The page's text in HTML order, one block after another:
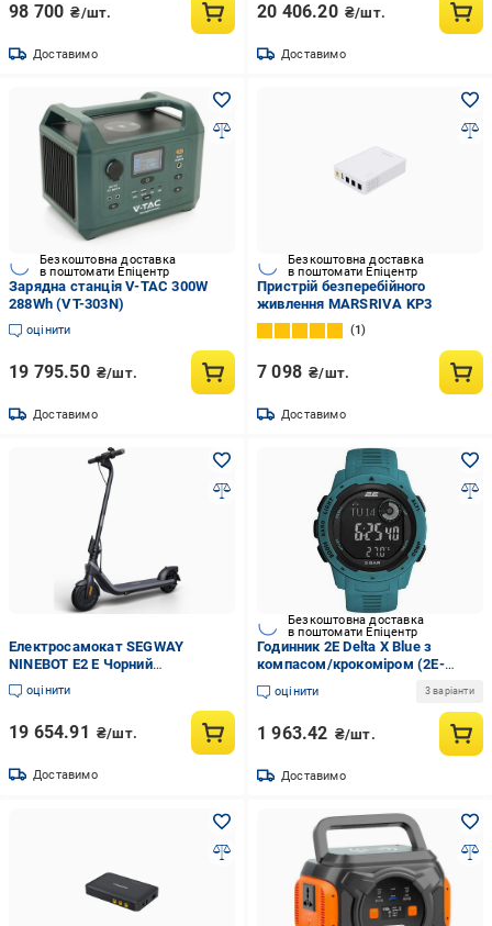
98 700 ₴/шт.
Доставимо
20 406.20 ₴/шт.
Доставимо
Безкоштовна доставка
в поштомати Епіцентр
Зарядна станція V-TAC 300W
288Wh (VT-303N)
оцінити
19 795.50 ₴/шт.
Доставимо
Безкоштовна доставка
в поштомати Епіцентр
Пристрій безперебійного
живлення MARSRIVA KP3
1
7 098 ₴/шт.
Доставимо
Електросамокат SEGWAY
NINEBOT E2 E Чорний
(AA.00.0013.13)
оцінити
19 654.91 ₴/шт.
Доставимо
Безкоштовна доставка
в поштомати Епіцентр
Годинник 2E Delta X Blue з
компасом/крокоміром (2E-
TCW10BL)
оцінити 3 варіанти
1 963.42 ₴/шт.
Доставимо